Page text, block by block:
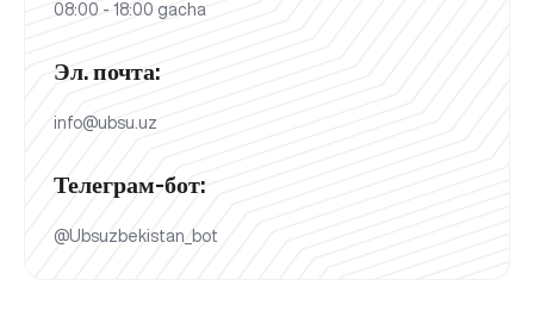
08:00 - 18:00 gacha
Эл. почта:
info@ubsu.uz
Телеграм-бот:
@Ubsuzbekistan_bot